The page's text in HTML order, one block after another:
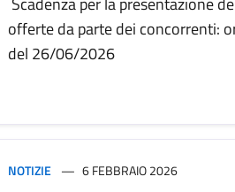
offerte da parte dei concorrenti:
del 26/06/2026
NOTIZIE 6 FEBBRAIO 2026